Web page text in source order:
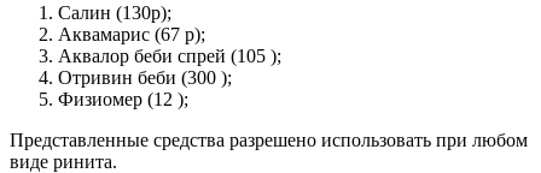
Салин (130р);
Аквамарис (67 р);
Аквалор беби спрей (105 );
Отривин беби (300 );
Физиомер (12 );
Представленные средства разрешено использовать при любом
виде ринита.